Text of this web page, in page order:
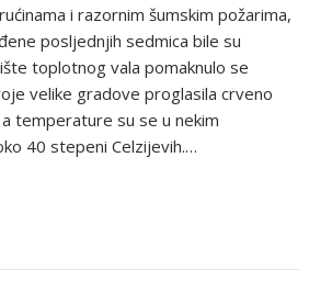
i razornim šumskim požarima,
posljednjih sedmica bile su
toplotnog vala pomaknulo se
velike gradove proglasila crveno
temperature su se u nekim
40 stepeni Celzijevih.…